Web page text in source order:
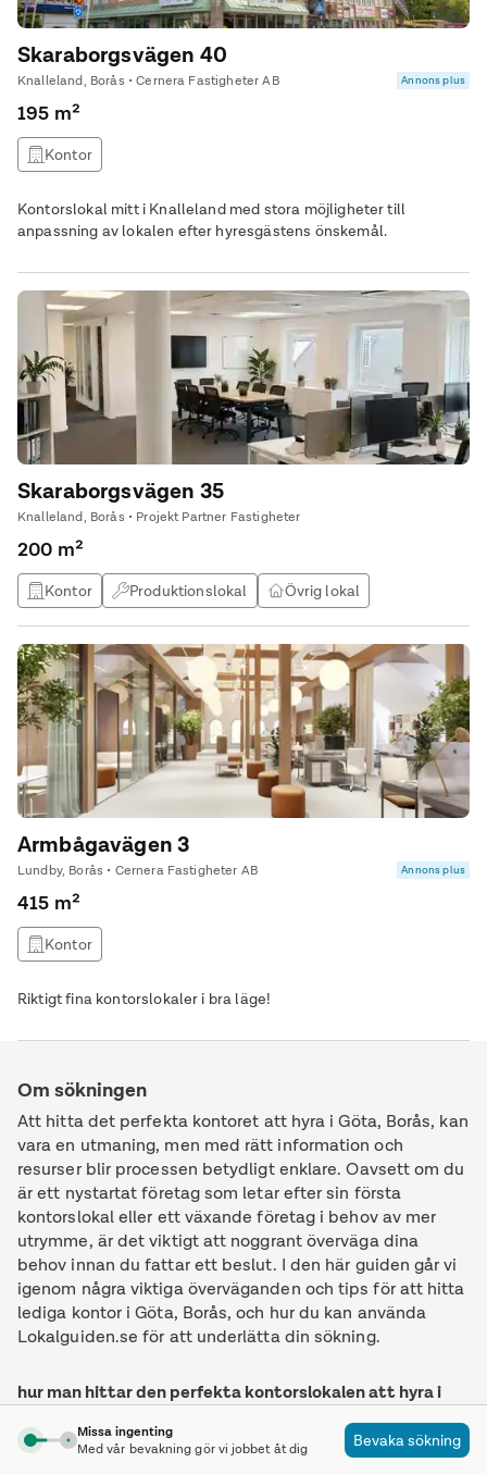
Skaraborgsvägen 40
Knalleland, Borås • Cernera Fastigheter AB Annons plus
195 m²
Kontor
Kontorslokal mitt i Knalleland med stora möjligheter till
anpassning av lokalen efter hyresgästens önskemål.
Skaraborgsvägen 35
Knalleland, Borås • Projekt Partner Fastigheter
200 m²
Kontor Produktionslokal Övrig lokal
Armbågavägen 3
Lundby, Borås • Cernera Fastigheter AB Annons plus
415 m²
Kontor
Riktigt fina kontorslokaler i bra läge!
Om sökningen
Att hitta det perfekta kontoret att hyra i Göta, Borås, kan
vara en utmaning, men med rätt information och
resurser blir processen betydligt enklare. Oavsett om du
är ett nystartat företag som letar efter sin första
kontorslokal eller ett växande företag i behov av mer
utrymme, är det viktigt att noggrant överväga dina
behov innan du fattar ett beslut. I den här guiden går vi
igenom några viktiga överväganden och tips för att hitta
lediga kontor i Göta, Borås, och hur du kan använda
Lokalguiden.se för att underlätta din sökning.
hur man hittar den perfekta kontorslokalen att hyra i
Att välja rätt kontorslokal är avgörande för ditt företags
Missa ingenting
Med vår bevakning gör vi jobbet åt dig
Bevaka sökning